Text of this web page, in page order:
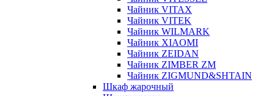
Чайник VITAX
Чайник VITEK
Чайник WILMARK
Чайник XIAOMI
Чайник ZEIDAN
Чайник ZIMBER ZM
Чайник ZIGMUND&SHTAIN
Шкаф жарочный